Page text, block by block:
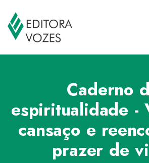
Caderno
espiritualidade -
cansaço e
prazer de